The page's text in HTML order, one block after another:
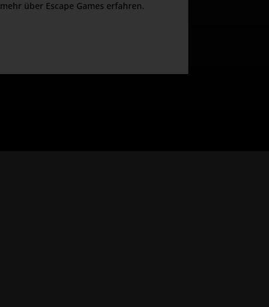
mehr über Escape Games erfahren.